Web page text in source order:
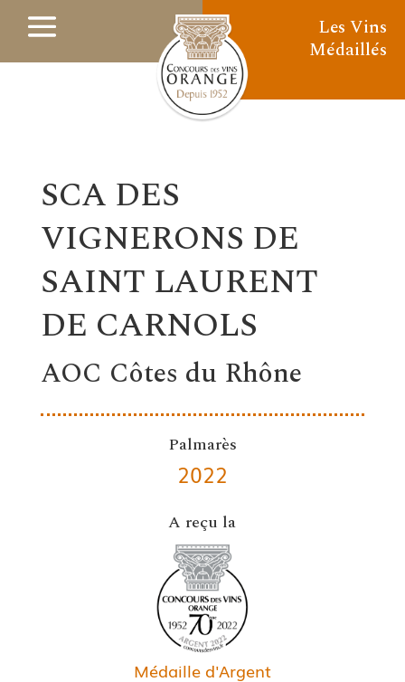
Les Vins
Médaillés
SCA DES
VIGNERONS DE
SAINT LAURENT
DE CARNOLS
AOC Côtes du Rhône
Palmarès
2022
A reçu la
Médaille d'Argent